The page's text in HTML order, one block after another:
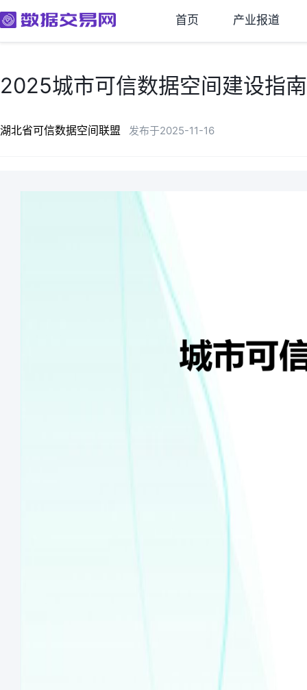
首页 产业报道
2025城市可信数据空间建设指
湖北省可信数据空间联盟 发布于2025-11-16